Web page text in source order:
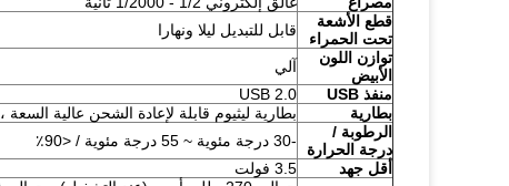
قطع الأشعة
تحت الحمراء
قابل للتبديل ليلا ونهارا
توازن اللون
الأبيض
آلي
منفذ USB
USB 2.0
بطارية
بطارية ليثيوم قابلة لإعادة الشحن عالية السعة ، 3.7 فولت 2000 مللي أمبير
الرطوبة /
درجة الحرارة
-30 درجة مئوية ~ 55 درجة مئوية / <90٪
أقل جهد
3.5 فولت